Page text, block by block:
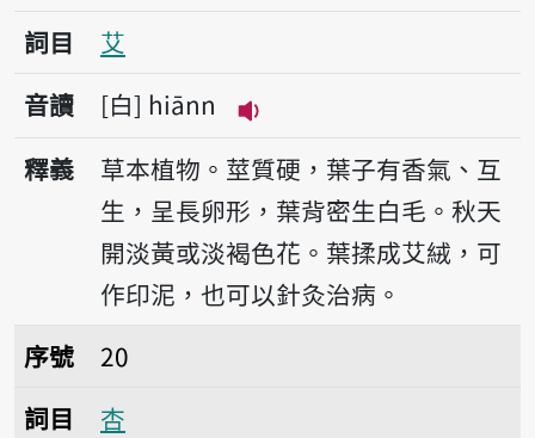
詞目
艾
音讀
白 hiānn
播放音讀hiānn
釋義
草本植物。莖質硬，葉子有香氣、互
生，呈長卵形，葉背密生白毛。秋天
開淡黃或淡褐色花。葉揉成艾絨，可
作印泥，也可以針灸治病。
序號20杏
序號
20
詞目
杏